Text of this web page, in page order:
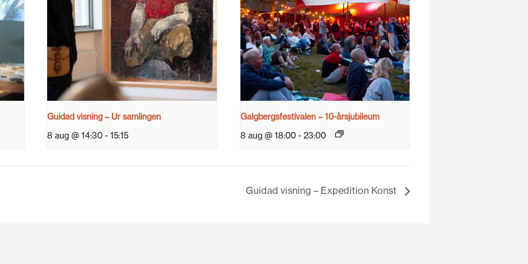
Guidad visning – Ur samlingen
8 aug @ 14:30 - 15:15
Galgbergsfestivalen – 10-årsjubileum
8 aug @ 18:00 - 23:00
Guidad visning – Expedition Konst